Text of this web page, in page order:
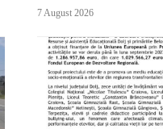
7 August 2026